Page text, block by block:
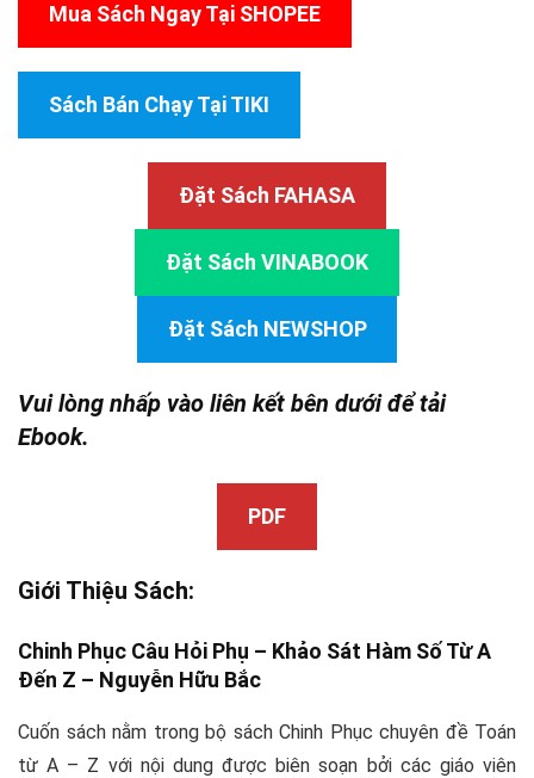
Mua Sách Ngay Tại SHOPEE
Sách Bán Chạy Tại TIKI
Đặt Sách FAHASA
Đặt Sách VINABOOK
Đặt Sách NEWSHOP
Vui lòng nhấp vào liên kết bên dưới để tải
Ebook.
PDF
Giới Thiệu Sách:
Chinh Phục Câu Hỏi Phụ – Khảo Sát Hàm Số Từ A
Đến Z – Nguyễn Hữu Bắc
Cuốn sách nằm trong bộ sách Chinh Phục chuyên đề Toán
từ A – Z với nội dung được biên soạn bởi các giáo viên